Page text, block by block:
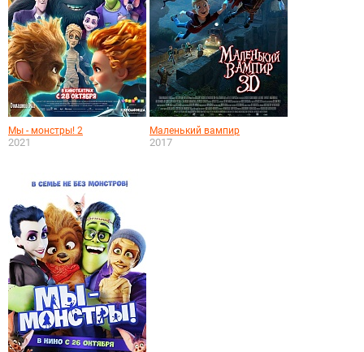
Мы - монстры! 2
2021
Маленький вампир
2017